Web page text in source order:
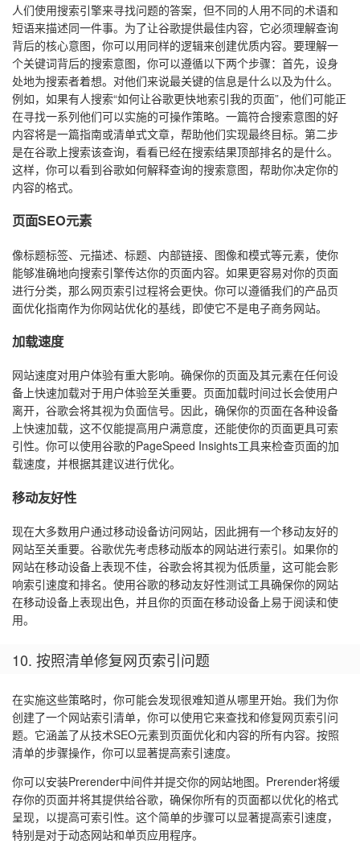
人们使用搜索引擎来寻找问题的答案，但不同的人用不同的术语和
短语来描述同一件事。为了让谷歌提供最佳内容，它必须理解查询
背后的核心意图，你可以用同样的逻辑来创建优质内容。要理解一
个关键词背后的搜索意图，你可以遵循以下两个步骤：首先，设身
处地为搜索者着想。对他们来说最关键的信息是什么以及为什么。
例如，如果有人搜索“如何让谷歌更快地索引我的页面”，他们可能正
在寻找一系列他们可以实施的可操作策略。一篇符合搜索意图的好
内容将是一篇指南或清单式文章，帮助他们实现最终目标。第二步
是在谷歌上搜索该查询，看看已经在搜索结果顶部排名的是什么。
这样，你可以看到谷歌如何解释查询的搜索意图，帮助你决定你的
内容的格式。
页面SEO元素
像标题标签、元描述、标题、内部链接、图像和模式等元素，使你
能够准确地向搜索引擎传达你的页面内容。如果更容易对你的页面
进行分类，那么网页索引过程将会更快。你可以遵循我们的产品页
面优化指南作为你网站优化的基线，即使它不是电子商务网站。
加载速度
网站速度对用户体验有重大影响。确保你的页面及其元素在任何设
备上快速加载对于用户体验至关重要。页面加载时间过长会使用户
离开，谷歌会将其视为负面信号。因此，确保你的页面在各种设备
上快速加载，这不仅能提高用户满意度，还能使你的页面更具可索
引性。你可以使用谷歌的PageSpeed Insights工具来检查页面的加
载速度，并根据其建议进行优化。
移动友好性
现在大多数用户通过移动设备访问网站，因此拥有一个移动友好的
网站至关重要。谷歌优先考虑移动版本的网站进行索引。如果你的
网站在移动设备上表现不佳，谷歌会将其视为低质量，这可能会影
响索引速度和排名。使用谷歌的移动友好性测试工具确保你的网站
在移动设备上表现出色，并且你的页面在移动设备上易于阅读和使
用。
10. 按照清单修复网页索引问题
在实施这些策略时，你可能会发现很难知道从哪里开始。我们为你
创建了一个网站索引清单，你可以使用它来查找和修复网页索引问
题。它涵盖了从技术SEO元素到页面优化和内容的所有内容。按照
清单的步骤操作，你可以显著提高索引速度。
你可以安装Prerender中间件并提交你的网站地图。Prerender将缓
存你的页面并将其提供给谷歌，确保你所有的页面都以优化的格式
呈现，以提高可索引性。这个简单的步骤可以显著提高索引速度，
特别是对于动态网站和单页应用程序。